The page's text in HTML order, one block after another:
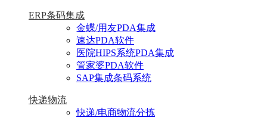
ERP条码集成
金蝶/用友PDA集成
速达PDA软件
医院HIPS系统PDA集成
管家婆PDA软件
SAP集成条码系统
快递物流
快递/电商物流分拣